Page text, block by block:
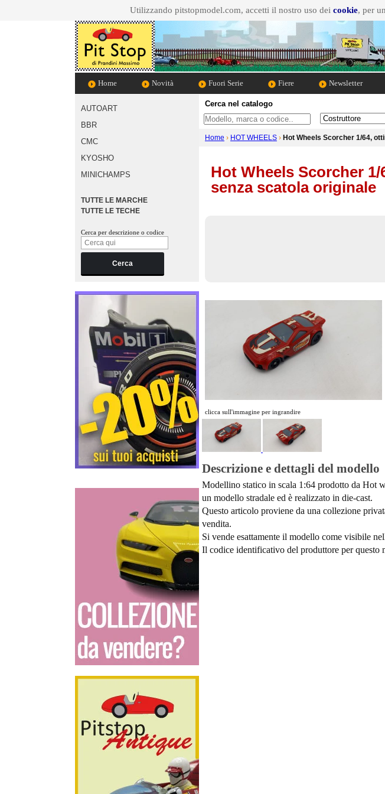
Utilizzando pitstopmodel.com, accetti il nostro uso deicookie, per
Home Novità Fuori Serie Fiere Newsletter
AUTOART
BBR
CMC
KYOSHO
MINICHAMPS
TUTTE LE MARCHE
TUTTE LE TECHE
Cerca per descrizione o codice
Cerca
Cerca nel catalogo
Cosa cerchi Marca dell'auto
Home › HOT WHEELS › Hot Wheels Scorcher 1/64,
Hot Wheels Scorcher
senza scatola originale
clicca sull'immagine per ingrandire
Descrizione e dettagli del modello
Modellino statico in scala 1:64 prodotto da Hot
un modello stradale ed è realizzato in die-cast.
Questo articolo proviene da una collezione
vendita.
Si vende esattamente il modello come visibile
Il codice identificativo del produttore per questo